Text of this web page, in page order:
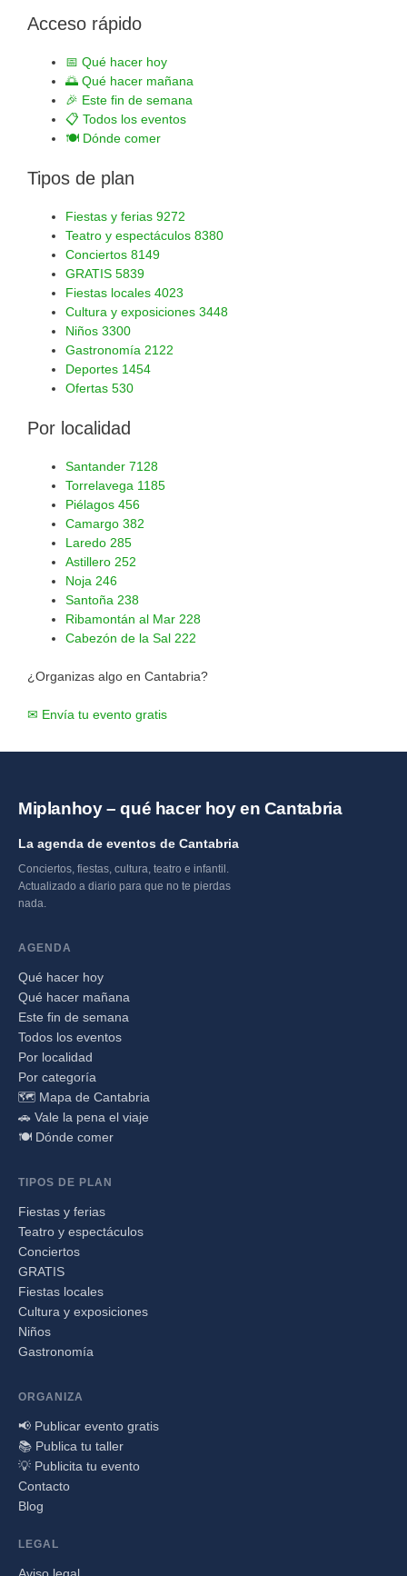
Acceso rápido
📅 Qué hacer hoy
🌅 Qué hacer mañana
🎉 Este fin de semana
📋 Todos los eventos
🍽️ Dónde comer
Tipos de plan
Fiestas y ferias 9272
Teatro y espectáculos 8380
Conciertos 8149
GRATIS 5839
Fiestas locales 4023
Cultura y exposiciones 3448
Niños 3300
Gastronomía 2122
Deportes 1454
Ofertas 530
Por localidad
Santander 7128
Torrelavega 1185
Piélagos 456
Camargo 382
Laredo 285
Astillero 252
Noja 246
Santoña 238
Ribamontán al Mar 228
Cabezón de la Sal 222
¿Organizas algo en Cantabria?
✉ Envía tu evento gratis
Miplanhoy – qué hacer hoy en Cantabria
La agenda de eventos de Cantabria
Conciertos, fiestas, cultura, teatro e infantil.
Actualizado a diario para que no te pierdas
nada.
AGENDA
Qué hacer hoy
Qué hacer mañana
Este fin de semana
Todos los eventos
Por localidad
Por categoría
🗺️ Mapa de Cantabria
🚗 Vale la pena el viaje
🍽️ Dónde comer
TIPOS DE PLAN
Fiestas y ferias
Teatro y espectáculos
Conciertos
GRATIS
Fiestas locales
Cultura y exposiciones
Niños
Gastronomía
ORGANIZA
📢 Publicar evento gratis
📚 Publica tu taller
💡 Publicita tu evento
Contacto
Blog
LEGAL